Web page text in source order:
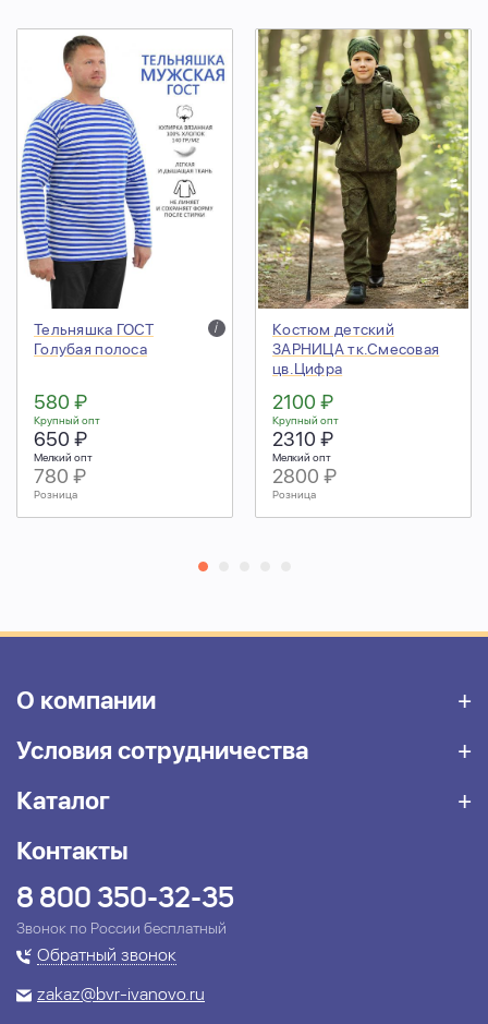
Тельняшка ГОСТ
Голубая полоса
i
580 ₽
Крупный опт
650 ₽
Мелкий опт
780 ₽
Розница
Костюм детский
ЗАРНИЦА тк.Смесовая
цв.Цифра
2100 ₽
Крупный опт
2310 ₽
Мелкий опт
2800 ₽
Розница
О компании
Условия сотрудничества
Каталог
Контакты
8 800 350-32-35
Звонок по России бесплатный
Обратный звонок
zakaz@bvr-ivanovo.ru